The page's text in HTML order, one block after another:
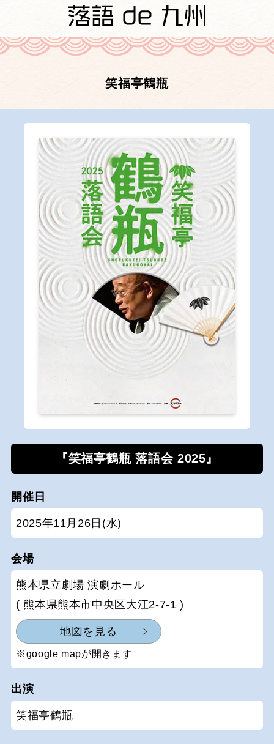
笑福亭鶴瓶
『笑福亭鶴瓶 落語会 2025』
開催日
2025年11月26日(水)
会場
熊本県立劇場 演劇ホール
( 熊本県熊本市中央区大江2-7-1 )
地図を見る
※google mapが開きます
出演
笑福亭鶴瓶